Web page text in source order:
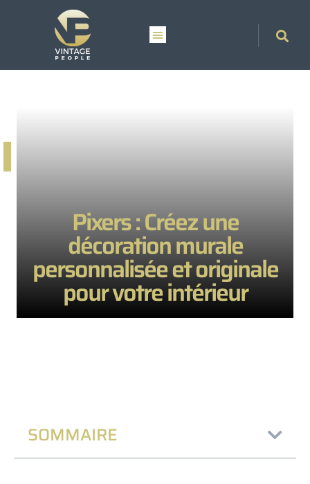
Pixers : Créez une
décoration murale
personnalisée et originale
pour votre intérieur
SOMMAIRE